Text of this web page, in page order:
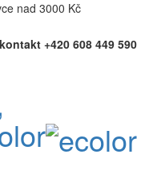
nad 3000 Kč
+420 608 449 590